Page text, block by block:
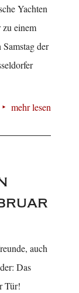
Yachten
zu einem
der
mehr lesen
auch
Das
Tür!